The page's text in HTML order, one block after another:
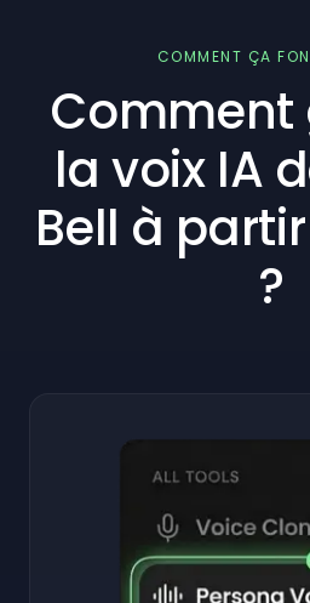
COMMENT ÇA
Comment
la voix IA
Bell à
?